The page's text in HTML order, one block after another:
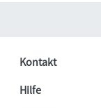
Kontakt
Hilfe